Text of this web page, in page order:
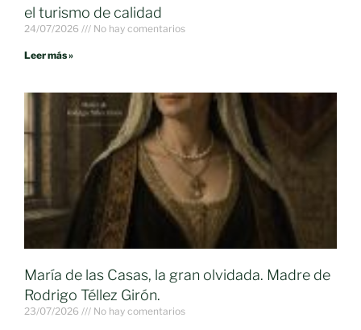
el turismo de calidad
24/07/2026 No hay comentarios
Leer más »
María de las Casas, la gran olvidada. Madre de
Rodrigo Téllez Girón.
23/07/2026 No hay comentarios